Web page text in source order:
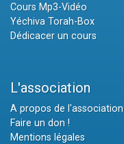
Cours Mp3-Vidéo
Yéchiva Torah-Box
Dédicacer un cours
L'association
A propos de l'association
Faire un don !
Mentions légales